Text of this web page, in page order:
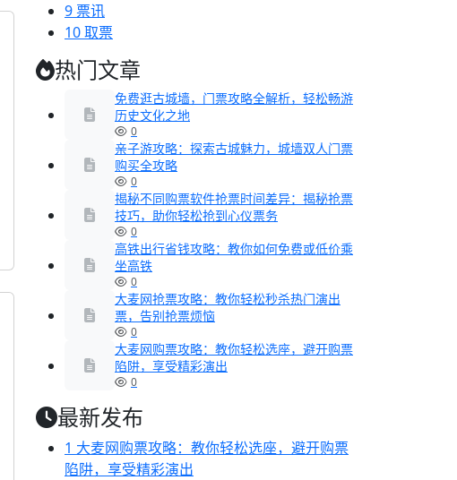
9票讯
10取票
热门文章
免费逛古城墙，门票攻略全解析，轻松畅游
历史文化之地
0
亲子游攻略：探索古城魅力，城墙双人门票
购买全攻略
0
揭秘不同购票软件抢票时间差异：揭秘抢票
技巧，助你轻松抢到心仪票务
0
高铁出行省钱攻略：教你如何免费或低价乘
坐高铁
0
大麦网抢票攻略：教你轻松秒杀热门演出
票，告别抢票烦恼
0
大麦网购票攻略：教你轻松选座，避开购票
陷阱，享受精彩演出
0
最新发布
1 大麦网购票攻略：教你轻松选座，避开购票
陷阱，享受精彩演出